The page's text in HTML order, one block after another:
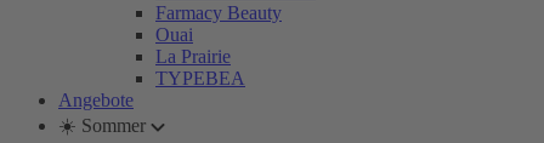
Farmacy Beauty
Ouai
La Prairie
TYPEBEA
Angebote
☀️ Sommer